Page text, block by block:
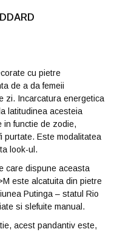
cu pietre
de a da femeii
zi. Incarcatura energetica
latitudinea acesteia
in functie de zodie,
purtate. Este modalitatea
look-ul.
care dispune aceasta
este alcatuita din pietre
Putinga – statul Rio
si slefuite manual.
acest pandantiv este,